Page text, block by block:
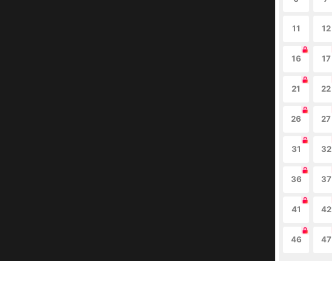
11 12
16 17
21 22
26 27
31 32
36 37
41 42
46 47